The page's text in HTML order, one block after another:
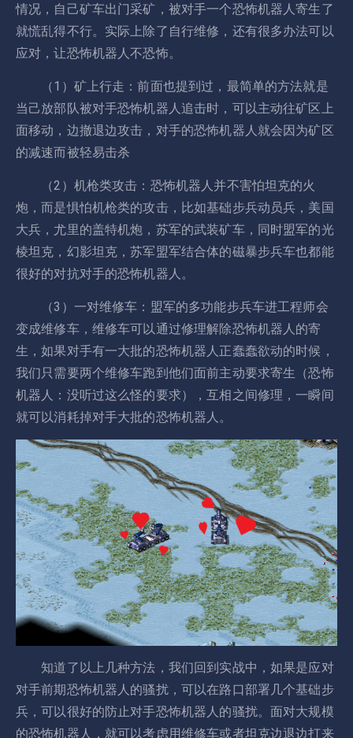
情况，自己矿车出门采矿，被对手一个恐怖机器人寄生了
就慌乱得不行。实际上除了自行维修，还有很多办法可以
应对，让恐怖机器人不恐怖。
（1）矿上行走：前面也提到过，最简单的方法就是
当己放部队被对手恐怖机器人追击时，可以主动往矿区上
面移动，边撤退边攻击，对手的恐怖机器人就会因为矿区
的减速而被轻易击杀
（2）机枪类攻击：恐怖机器人并不害怕坦克的火
炮，而是惧怕机枪类的攻击，比如基础步兵动员兵，美国
大兵，尤里的盖特机炮，苏军的武装矿车，同时盟军的光
棱坦克，幻影坦克，苏军盟军结合体的磁暴步兵车也都能
很好的对抗对手的恐怖机器人。
（3）一对维修车：盟军的多功能步兵车进工程师会
变成维修车，维修车可以通过修理解除恐怖机器人的寄
生，如果对手有一大批的恐怖机器人正蠢蠢欲动的时候，
我们只需要两个维修车跑到他们面前主动要求寄生（恐怖
机器人：没听过这么怪的要求），互相之间修理，一瞬间
就可以消耗掉对手大批的恐怖机器人。
知道了以上几种方法，我们回到实战中，如果是应对
对手前期恐怖机器人的骚扰，可以在路口部署几个基础步
兵，可以很好的防止对手恐怖机器人的骚扰。面对大规模
的恐怖机器人，就可以考虑用维修车或者坦克边退边打来